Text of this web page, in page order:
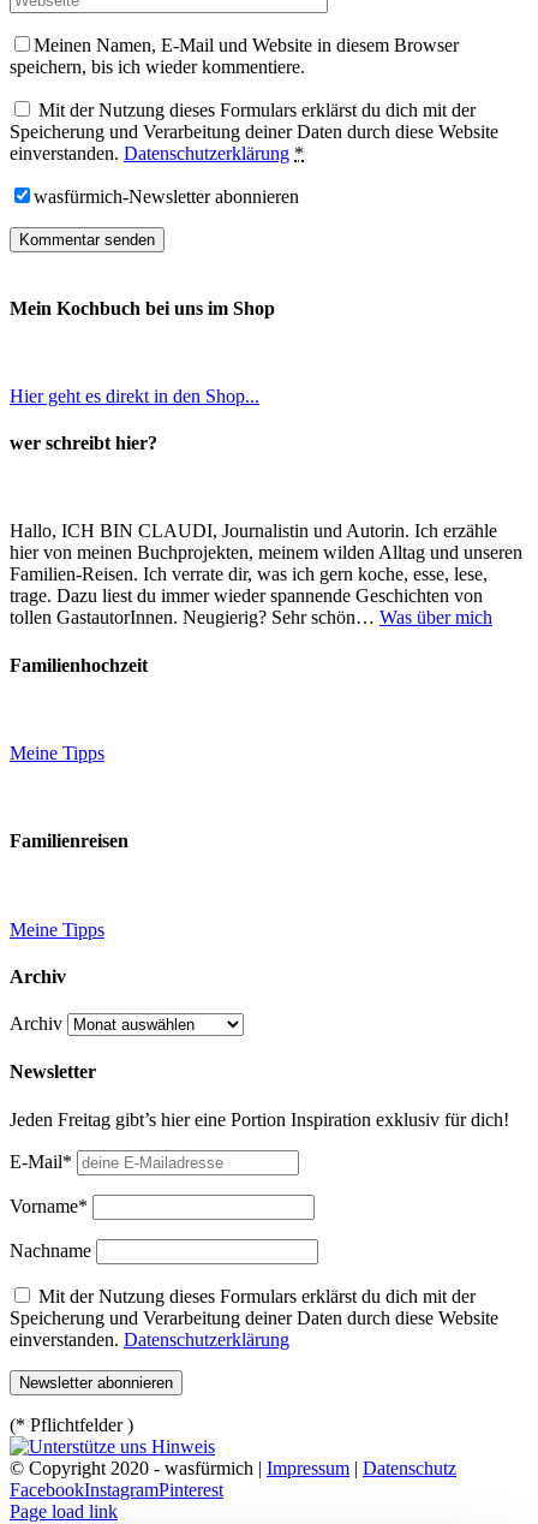
Meinen Namen, E-Mail und Website in diesem Browser
speichern, bis ich wieder kommentiere.
Mit der Nutzung dieses Formulars erklärst du dich mit der
Speicherung und Verarbeitung deiner Daten durch diese Website
einverstanden. Datenschutzerklärung *
wasfürmich-Newsletter abonnieren
Mein Kochbuch bei uns im Shop
Hier geht es direkt in den Shop...
wer schreibt hier?
Hallo, ICH BIN CLAUDI, Journalistin und Autorin. Ich erzähle
hier von meinen Buchprojekten, meinem wilden Alltag und unseren
Familien-Reisen. Ich verrate dir, was ich gern koche, esse, lese,
trage. Dazu liest du immer wieder spannende Geschichten von
tollen GastautorInnen. Neugierig? Sehr schön… Was über mich
Familienhochzeit
Meine Tipps
Familienreisen
Meine Tipps
Archiv
Archiv
Newsletter
Jeden Freitag gibt’s hier eine Portion Inspiration exklusiv für dich!
E-Mail*
Vorname*
Nachname
Mit der Nutzung dieses Formulars erklärst du dich mit der
Speicherung und Verarbeitung deiner Daten durch diese Website
einverstanden. Datenschutzerklärung
(* Pflichtfelder )
© Copyright 2020 - wasfürmich | Impressum | Datenschutz
FacebookInstagramPinterest
Page load link